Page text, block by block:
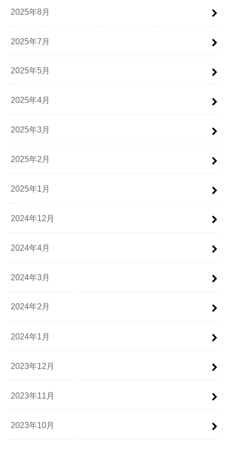
2025年8月
2025年7月
2025年5月
2025年4月
2025年3月
2025年2月
2025年1月
2024年12月
2024年4月
2024年3月
2024年2月
2024年1月
2023年12月
2023年11月
2023年10月